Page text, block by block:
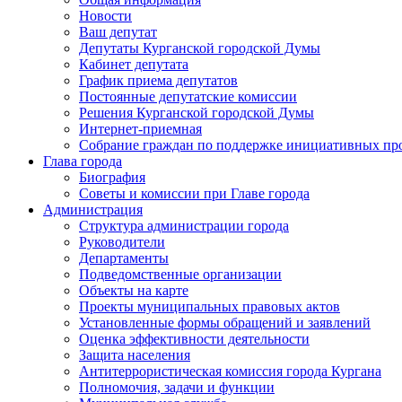
Новости
Ваш депутат
Депутаты Курганской городской Думы
Кабинет депутата
График приема депутатов
Постоянные депутатские комиссии
Решения Курганской городской Думы
Интернет-приемная
Собрание граждан по поддержке инициативных
Глава города
Биография
Советы и комиссии при Главе города
Администрация
Структура администрации города
Руководители
Департаменты
Подведомственные организации
Объекты на карте
Проекты муниципальных правовых актов
Установленные формы обращений и заявлений
Оценка эффективности деятельности
Защита населения
Антитеррористическая комиссия города Кургана
Полномочия, задачи и функции